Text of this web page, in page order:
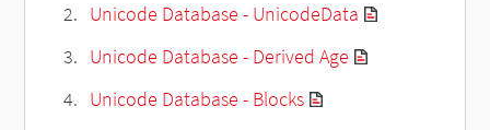
Unicode Database - UnicodeData
Unicode Database - Derived Age
Unicode Database - Blocks